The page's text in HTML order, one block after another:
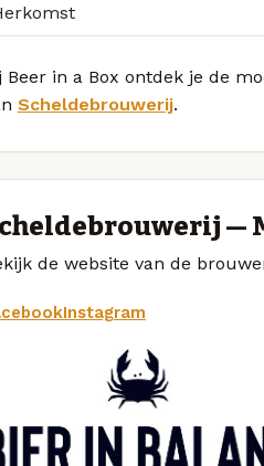
Beer in a Box ontdek je de
Scheldebrouwerij.
—
de website van de
Instagram